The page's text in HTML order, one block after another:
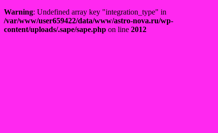
Warning: Undefined array key "integration_type" in
/var/www/user659422/data/www/astro-nova.ru/wp-
content/uploads/.sape/sape.php on line 2012